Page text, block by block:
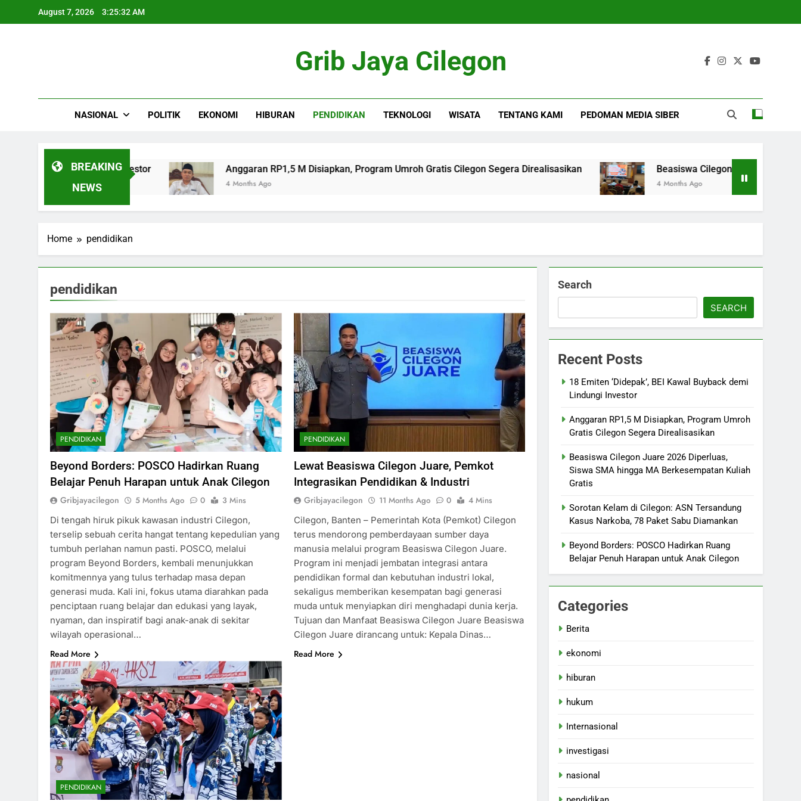
August 7, 2026 3:25:32 AM
Grib Jaya Cilegon
NASIONAL POLITIK EKONOMI HIBURAN PENDIDIKAN TEKNOLOGI WISATA TENTANG KAMI PEDOMAN MEDIA SIBER
BREAKING
NEWS
demi Lindungi Investor Anggaran RP1,5 M Disiapkan, Program Umroh Gratis Cilegon Segera Direalisasikan
4 Months Ago
Beasiswa Cilegon Juare 2026
4 Months Ago
Home pendidikan
pendidikan
PENDIDIKAN
Beyond Borders: POSCO Hadirkan Ruang
Belajar Penuh Harapan untuk Anak Cilegon
Gribjayacilegon 5 Months Ago 0
3 Mins
Di tengah hiruk pikuk kawasan industri Cilegon,
terselip sebuah cerita hangat tentang kepedulian yang
tumbuh perlahan namun pasti. POSCO, melalui
program Beyond Borders, kembali menunjukkan
komitmennya yang tulus terhadap masa depan
generasi muda. Kali ini, fokus utama diarahkan pada
penciptaan ruang belajar dan edukasi yang layak,
nyaman, dan inspiratif bagi anak-anak di sekitar
wilayah operasional…
Read More
PENDIDIKAN
Lewat Beasiswa Cilegon Juare, Pemkot
Integrasikan Pendidikan & Industri
Gribjayacilegon 11 Months Ago 0
4 Mins
Cilegon, Banten – Pemerintah Kota (Pemkot) Cilegon
terus mendorong pemberdayaan sumber daya
manusia melalui program Beasiswa Cilegon Juare.
Program ini menjadi jembatan integrasi antara
pendidikan formal dan kebutuhan industri lokal,
sekaligus memberikan kesempatan bagi generasi
muda untuk menyiapkan diri menghadapi dunia kerja.
Tujuan dan Manfaat Beasiswa Cilegon Juare Beasiswa
Cilegon Juare dirancang untuk: Kepala Dinas…
Read More
PENDIDIKAN
Search
SEARCH
Recent Posts
18 Emiten ‘Didepak’, BEI Kawal Buyback demi
Lindungi Investor
Anggaran RP1,5 M Disiapkan, Program Umroh
Gratis Cilegon Segera Direalisasikan
Beasiswa Cilegon Juare 2026 Diperluas,
Siswa SMA hingga MA Berkesempatan Kuliah
Gratis
Sorotan Kelam di Cilegon: ASN Tersandung
Kasus Narkoba, 78 Paket Sabu Diamankan
Beyond Borders: POSCO Hadirkan Ruang
Belajar Penuh Harapan untuk Anak Cilegon
Categories
Berita
ekonomi
hiburan
hukum
Internasional
investigasi
nasional